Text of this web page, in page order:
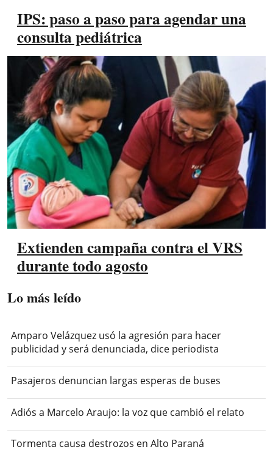
IPS: paso a paso para agendar una
consulta pediátrica
Extienden campaña contra el VRS
durante todo agosto
Lo más leído
Amparo Velázquez usó la agresión para hacer
publicidad y será denunciada, dice periodista
Pasajeros denuncian largas esperas de buses
Adiós a Marcelo Araujo: la voz que cambió el relato
Tormenta causa destrozos en Alto Paraná